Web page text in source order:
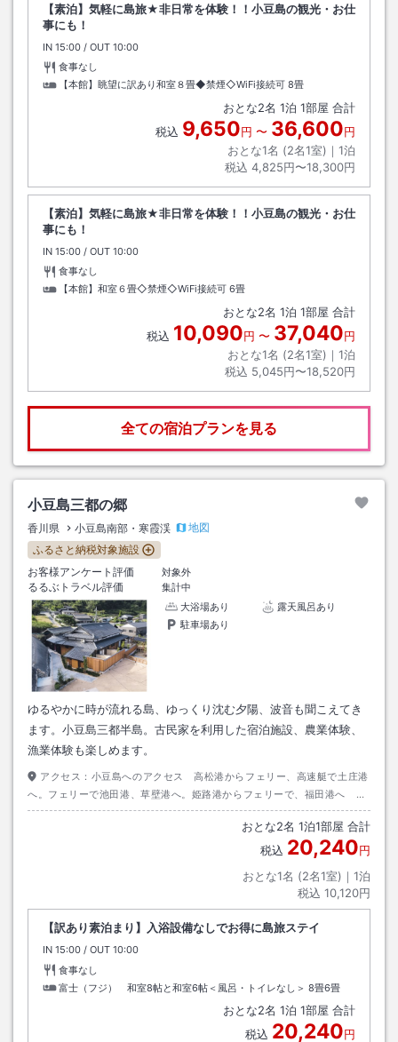
【素泊】気軽に島旅★非日常を体験！！小豆島の観光・お仕
事にも！
IN チェックイン
15:00 / OUT チェックアウト
10:00
食事なし
【本館】眺望に訳あり和室８畳◆禁煙◇WiFi接続可 8畳
おとな2名 1泊 1部屋 合計
税込 9,650円 〜 36,600円
おとな1名 (2名1室)｜ 1泊
税込 4,825円〜18,300円
【素泊】気軽に島旅★非日常を体験！！小豆島の観光・お仕
事にも！
IN チェックイン
15:00 / OUT チェックアウト
10:00
食事なし
【本館】和室６畳◇禁煙◇WiFi接続可 6畳
おとな2名 1泊 1部屋 合計
税込 10,090円 〜 37,040円
おとな1名 (2名1室)｜ 1泊
税込 5,045円〜18,520円
全ての宿泊プランを見る
小豆島三都の郷
香川県 小豆島南部・寒霞渓
地図
ふるさと納税対象施設
お客様アンケート評価
対象外
るるぶトラベル評価
集計中
大浴場あり
露天風呂あり
駐車場あり
ゆるやかに時が流れる島、ゆっくり沈む夕陽、波音も聞こえてき
ます。小豆島三都半島。古民家を利用した宿泊施設、農業体験、
漁業体験も楽しめます。
アクセス： 小豆島へのアクセス 高松港からフェリー、高速艇で土庄港
へ。フェリーで池田港、草壁港へ。姫路港からフェリーで、福田港へ 岡
山港からフェリーで土庄港へ 日生港からフェリーで大部港へ 神戸港か
おとな2名 1泊1部屋 合計
税込 20,240円
おとな1名 (2名1室)｜ 1泊
税込 10,120円
【訳あり素泊まり】入浴設備なしでお得に島旅ステイ
IN チェックイン
15:00 / OUT チェックアウト
10:00
食事なし
富士（フジ） 和室8帖と和室6帖＜風呂・トイレなし＞ 8畳6畳
おとな2名 1泊 1部屋 合計
税込 20,240円